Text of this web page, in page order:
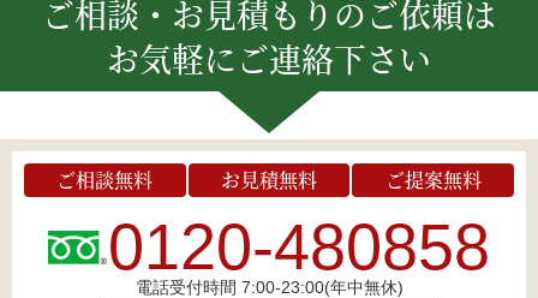
ご相談・お見積もりのご依頼は
お気軽にご連絡下さい
ご相談無料 お見積無料 ご提案無料
0120-480858
電話受付時間 7:00-23:00(年中無休)